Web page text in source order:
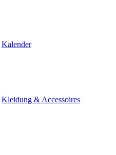
Kalender
Kleidung & Accessoires